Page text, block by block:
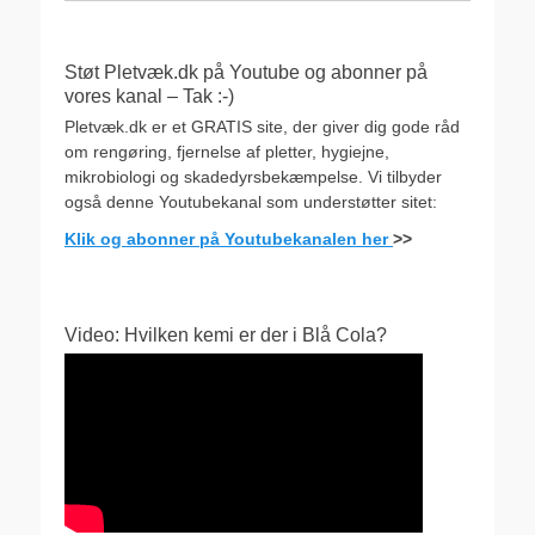
Støt Pletvæk.dk på Youtube og abonner på
vores kanal – Tak :-)
Pletvæk.dk er et GRATIS site, der giver dig gode råd
om rengøring, fjernelse af pletter, hygiejne,
mikrobiologi og skadedyrsbekæmpelse. Vi tilbyder
også denne Youtubekanal som understøtter sitet:
Klik og abonner på Youtubekanalen her>>
Video: Hvilken kemi er der i Blå Cola?